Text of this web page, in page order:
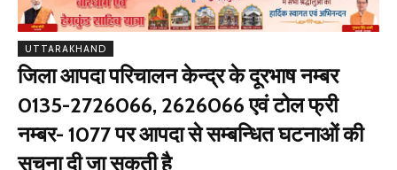
UTTARAKHAND
जिला आपदा परिचालन केन्द्र के दूरभाष नम्बर
0135-2726066, 2626066 एवं टोल फ्री
नम्बर- 1077 पर आपदा से सम्बन्धित घटनाओं की
सूचना दी जा सकती है